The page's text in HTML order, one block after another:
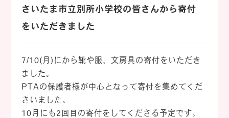
さいたま市立別所小学校の皆さんから寄付
をいただきました
7/10(月)にから靴や服、文房具の寄付をいただき
ました。
PTAの保護者様が中心となって寄付を集めてくだ
さいました。
10月にも2回目の寄付をしてくださる予定です。